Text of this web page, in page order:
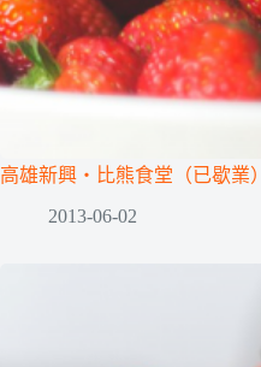
高雄新興‧比熊食堂（已歇業）
2013-06-02